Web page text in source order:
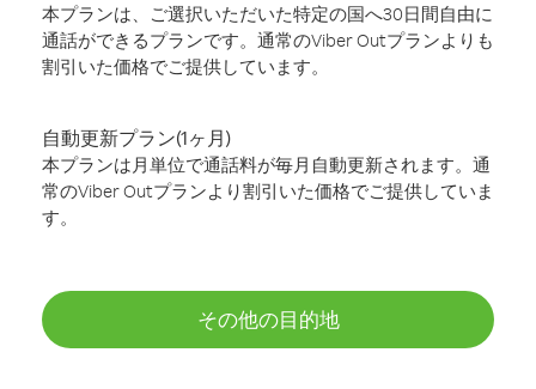
本プランは、ご選択いただいた特定の国へ30日間自由に
通話ができるプランです。通常のViber Outプランよりも
割引いた価格でご提供しています。
自動更新プラン(1ヶ月)
本プランは月単位で通話料が毎月自動更新されます。通
常のViber Outプランより割引いた価格でご提供していま
す。
その他の目的地